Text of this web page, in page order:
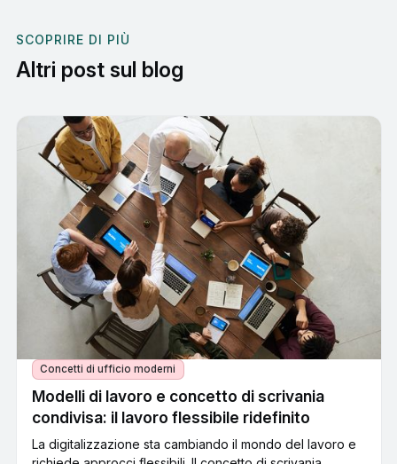
SCOPRIRE DI PIÙ
Altri post sul blog
Concetti di ufficio moderni
Modelli di lavoro e concetto di scrivania
condivisa: il lavoro flessibile ridefinito
La digitalizzazione sta cambiando il mondo del lavoro e